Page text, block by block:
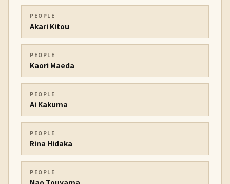
PEOPLE
Akari Kitou
PEOPLE
Kaori Maeda
PEOPLE
Ai Kakuma
PEOPLE
Rina Hidaka
PEOPLE